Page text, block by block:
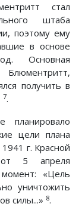
стал
штаба
поэтому ему
в основе
Основная
Блюментритт,
получить в
7.
планировало
цели плана
г. Красной
5 апреля
«Цель
уничтожить
силы...» 8.